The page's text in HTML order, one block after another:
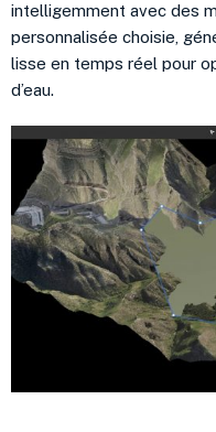
intelligemment avec des
personnalisée choisie,
lisse en temps réel pour
d’eau.